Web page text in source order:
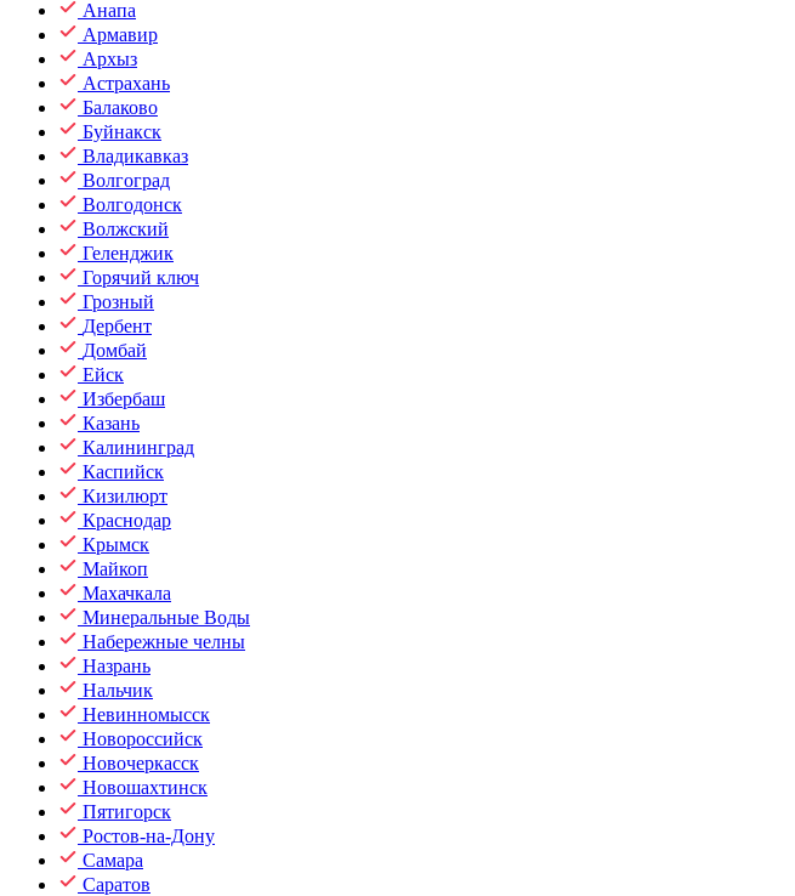
Анапа
Армавир
Архыз
Астрахань
Балаково
Буйнакск
Владикавказ
Волгоград
Волгодонск
Волжский
Геленджик
Горячий ключ
Грозный
Дербент
Домбай
Ейск
Избербаш
Казань
Калининград
Каспийск
Кизилюрт
Краснодар
Крымск
Майкоп
Махачкала
Минеральные Воды
Набережные челны
Назрань
Нальчик
Невинномысск
Новороссийск
Новочеркасск
Новошахтинск
Пятигорск
Ростов-на-Дону
Самара
Саратов